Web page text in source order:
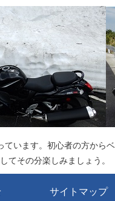
います。初心者の方から
てその分楽しみましょう。
サイトマップ